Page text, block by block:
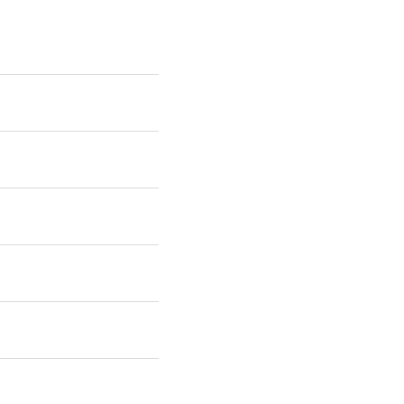
Probepaket selbst
in der Ihr alle
So kannst du es
Uns einfach
desto
den Konfigurator.
Kreativität freien Lauf
Informationen,
Zusätzlich bieten wir
abgeschlossen
WhatsApp
in
kann. Keine Sorge: